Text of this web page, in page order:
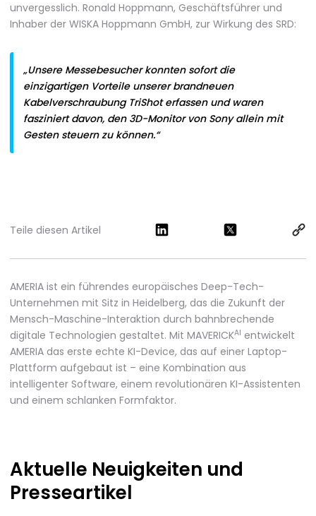
unvergesslich. Ronald Hoppmann, Geschäftsführer und
Inhaber der WISKA Hoppmann GmbH, zur Wirkung des SRD:
„Unsere Messebesucher konnten sofort die
einzigartigen Vorteile unserer brandneuen
Kabelverschraubung TriShot erfassen und waren
fasziniert davon, den 3D-Monitor von Sony allein mit
Gesten steuern zu können.“
Teile diesen Artikel
AMERIA ist ein führendes europäisches Deep-Tech-
Unternehmen mit Sitz in Heidelberg, das die Zukunft der
Mensch-Maschine-Interaktion durch bahnbrechende
digitale Technologien gestaltet. Mit MAVERICKAI entwickelt
AMERIA das erste echte KI-Device, das auf einer Laptop-
Plattform aufgebaut ist – eine Kombination aus
intelligenter Software, einem revolutionären KI-Assistenten
und einem schlanken Formfaktor.
Aktuelle Neuigkeiten und
Presseartikel